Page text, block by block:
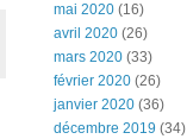
mai 2020 (16)
avril 2020 (26)
mars 2020 (33)
février 2020 (26)
janvier 2020 (36)
décembre 2019 (34)